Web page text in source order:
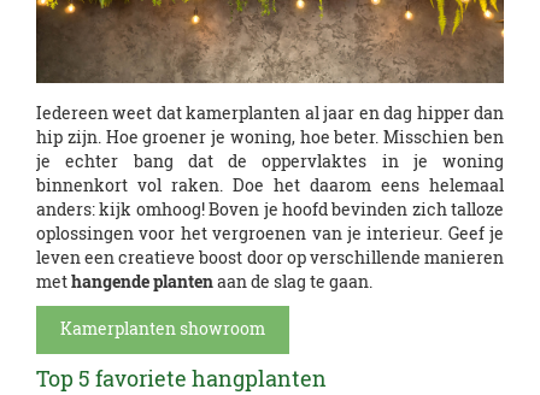
Iedereen weet dat kamerplanten al jaar en dag hipper dan
hip zijn. Hoe groener je woning, hoe beter. Misschien ben
je echter bang dat de oppervlaktes in je woning
binnenkort vol raken. Doe het daarom eens helemaal
anders: kijk omhoog! Boven je hoofd bevinden zich talloze
oplossingen voor het vergroenen van je interieur. Geef je
leven een creatieve boost door op verschillende manieren
methangende plantenaan de slag te gaan.
Kamerplanten showroom
Top 5 favoriete hangplanten